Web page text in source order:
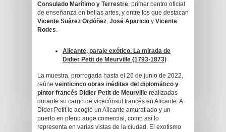
Consulado Marítimo y Terrestre, primer centro oficial
de enseñanza en bellas artes, y entre los que destacan
Vicente Suárez Ordóñez, José Aparicio y Vicente
Rodes.
Alicante, paraje exótico. La mirada de
Didier Petit de Meurville (1793-1873)
La muestra, prorrogada hasta el 26 de junio de 2022,
reúne veinticinco obras inéditas del diplomático y
pintor francés Didier Petit de Meurville realizadas
durante su cargo de vicecónsul francés en Alicante. A
Dider Petit le acogió un Alicante amurallado y un
puerto en pleno auge comercial, como así lo
representa en varias vistas de la ciudad. El exotismo